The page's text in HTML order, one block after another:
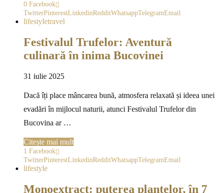
0 Facebook
TwitterPinterestLinkedinRedditWhatsappTelegramEmail
lifestyletravel
Festivalul Trufelor: Aventură
culinară în inima Bucovinei
31 iulie 2025
Dacă îți place mâncarea bună, atmosfera relaxată și ideea unei
evadări în mijlocul naturii, atunci Festivalul Trufelor din
Bucovina ar …
Citește mai mult
1 Facebook
TwitterPinterestLinkedinRedditWhatsappTelegramEmail
lifestyle
Monoextract: puterea plantelor, în 7